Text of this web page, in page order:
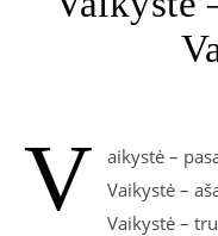
V
aikystė –
Vaikystė –
Vaikystė –